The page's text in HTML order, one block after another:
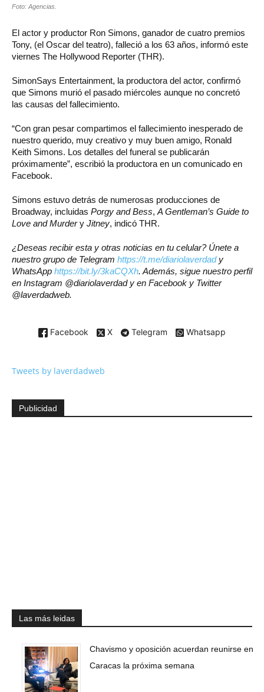
Foto: Agencias.
El actor y productor Ron Simons, ganador de cuatro premios
Tony, (el Oscar del teatro), falleció a los 63 años, informó este
viernes The Hollywood Reporter (THR).
SimonSays Entertainment, la productora del actor, confirmó
que Simons murió el pasado miércoles aunque no concretó
las causas del fallecimiento.
“Con gran pesar compartimos el fallecimiento inesperado de
nuestro querido, muy creativo y muy buen amigo, Ronald
Keith Simons. Los detalles del funeral se publicarán
próximamente”, escribió la productora en un comunicado en
Facebook.
Simons estuvo detrás de numerosas producciones de
Broadway, incluidas Porgy and Bess, A Gentleman’s Guide to
Love and Murdery Jitney, indicó THR.
¿Deseas recibir esta y otras noticias en tu celular? Únete a
nuestro grupo de Telegram https://t.me/diariolaverdady
WhatsApp https://bit.ly/3kaCQXh. Además, sigue nuestro perfil
en Instagram @diariolaverdad y en Facebook y Twitter
@laverdadweb.
Facebook X Telegram Whatsapp
Tweets by laverdadweb
Publicidad
Las más leidas
Chavismo y oposición acuerdan reunirse en
Caracas la próxima semana